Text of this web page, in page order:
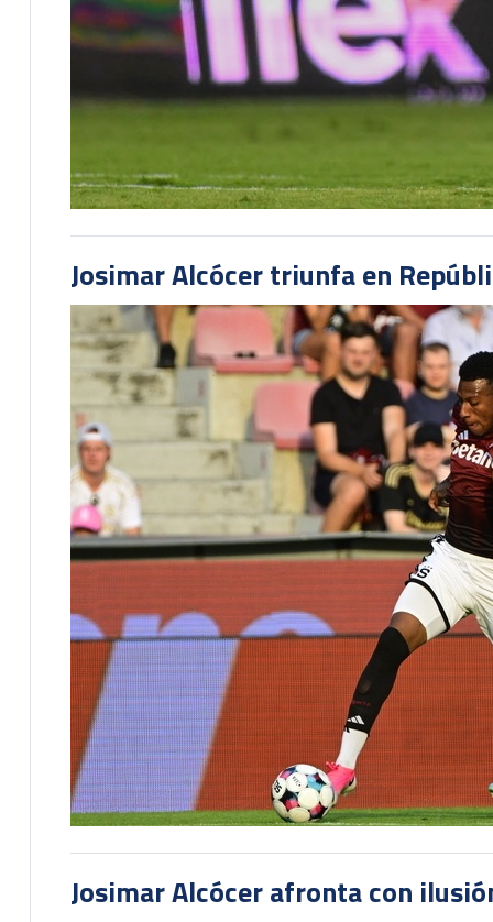
Josimar Alcócer triunfa en
Josimar Alcócer afronta con